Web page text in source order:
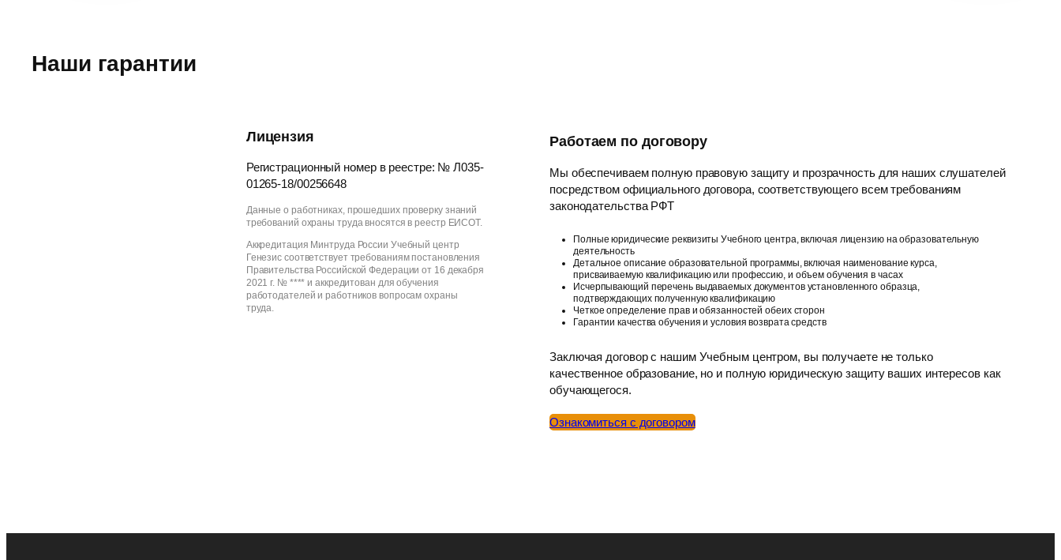
Наши гарантии
Лицензия
Регистрационный номер в реестре: № Л035-
01265-18/00256648
Данные о работниках, прошедших проверку знаний
требований охраны труда вносятся в реестр ЕИСОТ.
Аккредитация Минтруда России Учебный центр
Генезис соответствует требованиям постановления
Правительства Российской Федерации от 16 декабря
2021 г. № **** и аккредитован для обучения
работодателей и работников вопросам охраны
труда.
Работаем по договору
Мы обеспечиваем полную правовую защиту и прозрачность для наших слушателей
посредством официального договора, соответствующего всем требованиям
законодательства РФT
Полные юридические реквизиты Учебного центра, включая лицензию на образовательную
деятельность
Детальное описание образовательной программы, включая наименование курса,
присваиваемую квалификацию или профессию, и объем обучения в часах
Исчерпывающий перечень выдаваемых документов установленного образца,
подтверждающих полученную квалификацию
Четкое определение прав и обязанностей обеих сторон
Гарантии качества обучения и условия возврата средств
Заключая договор с нашим Учебным центром, вы получаете не только
качественное образование, но и полную юридическую защиту ваших интересов как
обучающегося.
Ознакомиться с договором